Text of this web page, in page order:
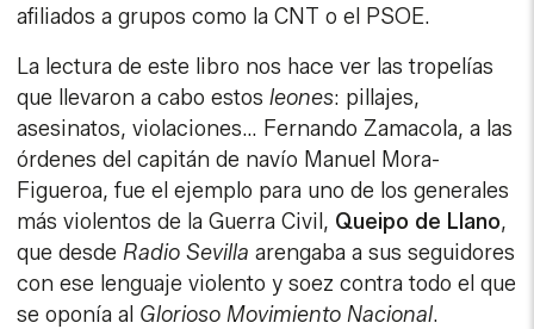
afiliados a grupos como la CNT o el PSOE.
La lectura de este libro nos hace ver las tropelías
que llevaron a cabo estosleones: pillajes,
asesinatos, violaciones… Fernando Zamacola, a las
órdenes del capitán de navío Manuel Mora-
Figueroa, fue el ejemplo para uno de los generales
más violentos de la Guerra Civil, Queipo de Llano,
que desdeRadio Sevilla arengaba a sus seguidores
con ese lenguaje violento y soez contra todo el que
se oponía al Glorioso Movimiento Nacional.